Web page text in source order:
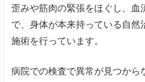
歪みや筋肉の緊張をほぐし、血
で、身体が本来持っている自然
施術を行っています。
病院での検査で異常が見つから